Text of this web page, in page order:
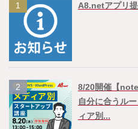
1 A8.netアプリ
2
8/20開催【
自分に合うル
ィア別...